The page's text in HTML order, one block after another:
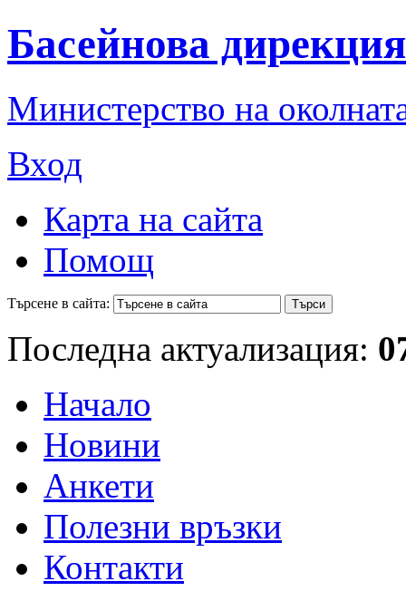
Басейнова
Министерство на
Вход
Карта на сайта
Помощ
Търсене в сайта:
Последна актуализация:
Начало
Новини
Анкети
Полезни връзки
Контакти